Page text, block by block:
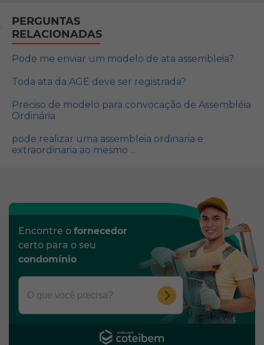
PERGUNTAS
RELACIONADAS
Pode me enviar um modelo de ata assembleia?
Toda ata da AGE deve ser registrada?
Preciso de modelo para convocação de Assembléia
Ordinária
pode realizar uma assembleia ordinaria e
extraordinaria ao mesmo ...
Encontre o fornecedor
certo para o seu
condomínio